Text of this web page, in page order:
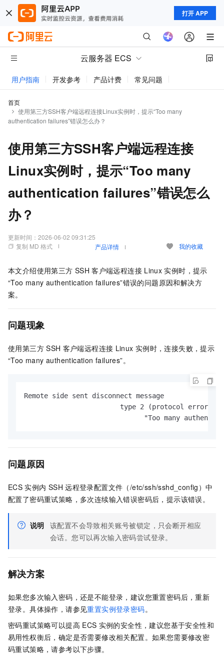
打开 APP
云服务器 ECS
用户指南 开发参考 产品计费 常见问题
首页
使用第三方SSH客户端远程连接Linux实例时，提示“Too many
authentication failures”错误怎么办？
使用第三方SSH客户端远程连接
Linux实例时，提示“Too many
authentication failures”错误怎么
办？
更新时间： 2026-06-02 09:31:25
复制 MD 格式
产品详情 我的收藏
本文介绍使用第三方 SSH 客户端远程连接 Linux 实例时，提示
“Too many authentication failures”错误的问题原因和解决方
案。
问题现象
使用第三方 SSH 客户端远程连接 Linux 实例时，连接失败，提示
“Too many authentication failures”。
Remote side sent disconnect message
                        type 2 (protocol error):
"Too many
问题原因
ECS 实例内 SSH 远程登录配置文件（/etc/ssh/sshd_config）中
配置了密码重试策略，多次连续输入错误密码后，提示该错误。
说明 该配置不会导致相关账号被锁定，只会断开相应
会话。您可以再次输入密码尝试登录。
解决方案
如果您多次输入密码，还是不能登录，建议您重置密码后，重新
登录。具体操作，请参见重置实例登录密码。
密码重试策略可以提高 ECS 实例的安全性，建议您基于安全性和
易用性权衡后，确定是否需要修改相关配置。如果您需要修改密
码重试策略，请参考以下步骤。